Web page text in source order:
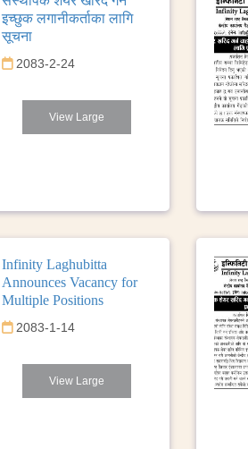
इच्छुक लगानीकर्ताका लागि
सूचना
2083-2-24
View Large
Infinity Laghubitta
Announces Vacancy for
Multiple Positions
2083-1-14
View Large